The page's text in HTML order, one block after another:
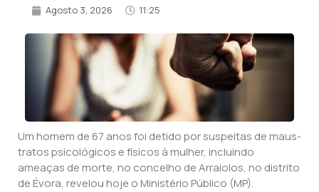
Agosto 3, 2026 11:25
Um homem de 67 anos foi detido por suspeitas de maus-
tratos psicológicos e físicos à mulher, incluindo
ameaças de morte, no concelho de Arraiolos, no distrito
de Évora, revelou hoje o Ministério Público (MP).